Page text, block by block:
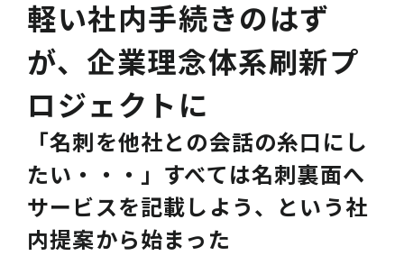
軽い社内手続きのはず
が、企業理念体系刷新プ
ロジェクトに
「名刺を他社との会話の糸口にし
たい・・・」すべては名刺裏面へ
サービスを記載しよう、という社
内提案から始まった